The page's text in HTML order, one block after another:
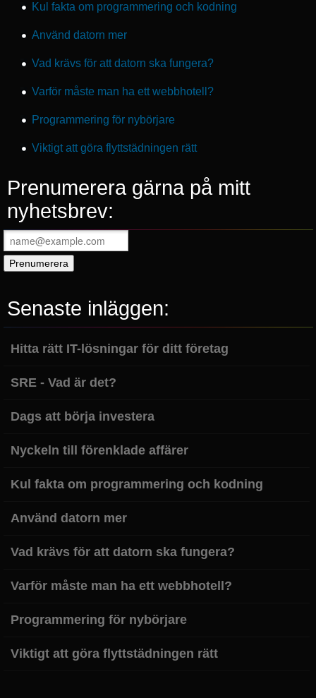
Kul fakta om programmering och kodning
Använd datorn mer
Vad krävs för att datorn ska fungera?
Varför måste man ha ett webbhotell?
Programmering för nybörjare
Viktigt att göra flyttstädningen rätt
Prenumerera gärna på mitt
nyhetsbrev:
Senaste inläggen:
Hitta rätt IT-lösningar för ditt företag
SRE - Vad är det?
Dags att börja investera
Nyckeln till förenklade affärer
Kul fakta om programmering och kodning
Använd datorn mer
Vad krävs för att datorn ska fungera?
Varför måste man ha ett webbhotell?
Programmering för nybörjare
Viktigt att göra flyttstädningen rätt